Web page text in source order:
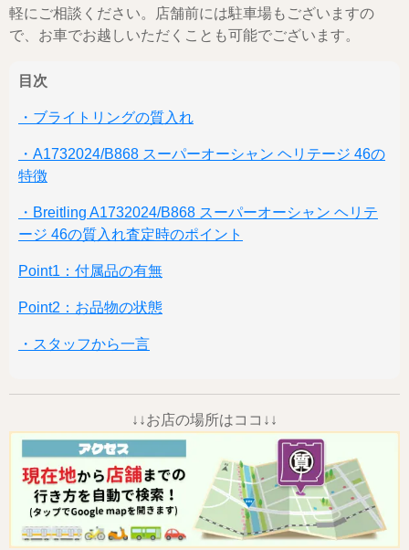
軽にご相談ください。店舗前には駐車場もございますの
で、お車でお越しいただくことも可能でございます。
目次
・ブライトリングの質入れ
・A1732024/B868 スーパーオーシャン ヘリテージ 46の
特徴
・Breitling A1732024/B868 スーパーオーシャン ヘリテ
ージ 46の質入れ査定時のポイント
Point1：付属品の有無
Point2：お品物の状態
・スタッフから一言
↓↓お店の場所はココ↓↓